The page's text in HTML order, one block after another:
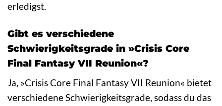
erledigst.
Gibt es verschiedene
Schwierigkeitsgrade in »Crisis Core
Final Fantasy VII Reunion«?
Ja, »Crisis Core Final Fantasy VII Reunion« bietet
verschiedene Schwierigkeitsgrade, sodass du das